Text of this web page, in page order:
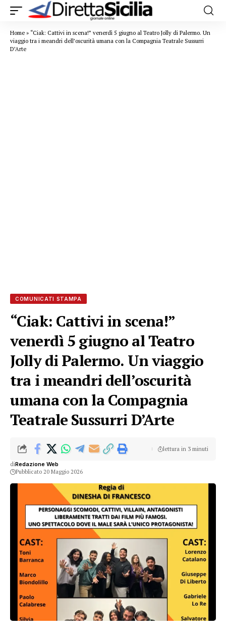
Home » “Ciak: Cattivi in scena!” venerdì 5 giugno al Teatro Jolly di Palermo. Un
viaggio tra i meandri dell’oscurità umana con la Compagnia Teatrale Sussurri
D’Arte
COMUNICATI STAMPA
“Ciak: Cattivi in scena!”
venerdì 5 giugno al Teatro
Jolly di Palermo. Un viaggio
tra i meandri dell’oscurità
umana con la Compagnia
Teatrale Sussurri D’Arte
diRedazione Web
Pubblicato 20 Maggio 2026
lettura in 3 minuti